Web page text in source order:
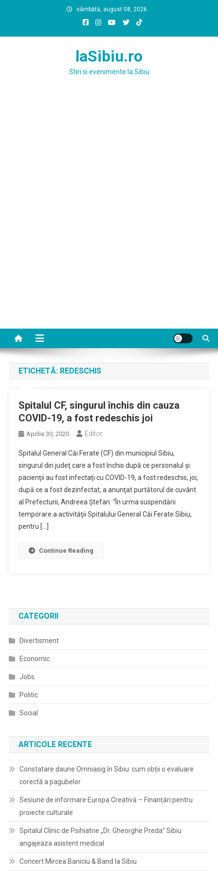
sâmbătă, august 08, 2026
laSibiu.ro
Stiri si evenimente la Sibiu
ETICHETĂ: REDESCHIS
Spitalul CF, singurul închis din cauza
COVID-19, a fost redeschis joi
Aprilie 30, 2020 Editor
Spitalul General Căi Ferate (CF) din municipiul Sibiu,
singurul din judeţ care a fost închis după ce personalul şi
pacienţii au fost infectaţi cu COVID-19, a fost redeschis, joi,
după ce a fost dezinfectat, a anunţat purtătorul de cuvânt
al Prefecturii, Andreea Ştefan. “În urma suspendării
temporare a activităţii Spitalului General Căi Ferate Sibiu,
pentru […]
Continue Reading
CATEGORII
Divertisment
Economic
Jobs
Politic
Social
ARTICOLE RECENTE
Constatare daune Omniasig în Sibiu: cum obții o evaluare
corectă a pagubelor
Sesiune de informare Europa Creativă – Finanțări pentru
proiecte culturale
Spitalul Clinic de Psihiatrie „Dr. Gheorghe Preda” Sibiu
angajeaza asistent medical
Concert Mircea Baniciu & Band la Sibiu